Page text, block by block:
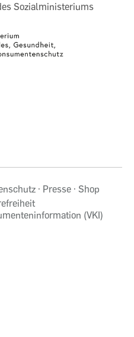
Sozialministeriums
Presse
Shop
(VKI)